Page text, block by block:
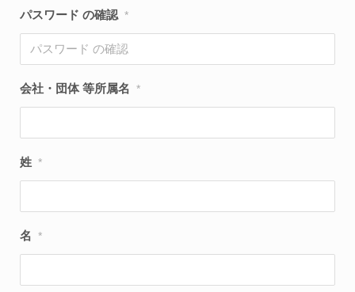
パスワード の確認 *
会社・団体 等所属名 *
姓 *
名 *